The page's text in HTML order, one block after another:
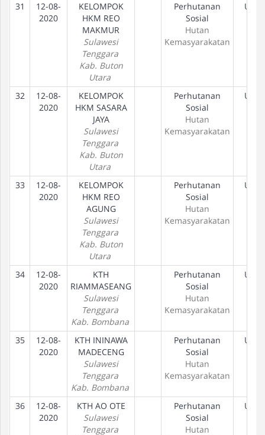
31
12-08-
2020
KELOMPOK
HKM REO
MAKMUR
Sulawesi
Tenggara
Kab. Buton
Utara
Perhutanan
Sosial
Hutan
Kemasyarakatan
32
12-08-
2020
KELOMPOK
HKM SASARA
JAYA
Sulawesi
Tenggara
Kab. Buton
Utara
Perhutanan
Sosial
Hutan
Kemasyarakatan
33
12-08-
2020
KELOMPOK
HKM REO
AGUNG
Sulawesi
Tenggara
Kab. Buton
Utara
Perhutanan
Sosial
Hutan
Kemasyarakatan
34
12-08-
2020
KTH
RIAMMASEANG
Sulawesi
Tenggara
Kab. Bombana
Perhutanan
Sosial
Hutan
Kemasyarakatan
35
12-08-
2020
KTH ININAWA
MADECENG
Sulawesi
Tenggara
Kab. Bombana
Perhutanan
Sosial
Hutan
Kemasyarakatan
36
12-08-
2020
KTH AO OTE
Sulawesi
Tenggara
Perhutanan
Sosial
Hutan